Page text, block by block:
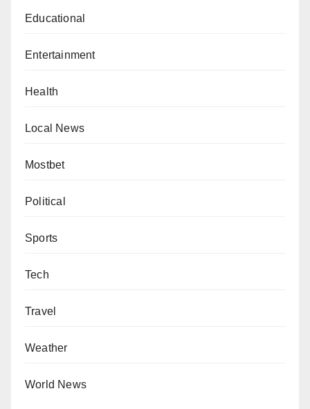
Educational
Entertainment
Health
Local News
Mostbet
Political
Sports
Tech
Travel
Weather
World News